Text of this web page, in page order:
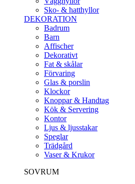
Sko- & hatthyllor
DEKORATION
Badrum
Barn
Affischer
Dekorativt
Fat & skålar
Förvaring
Glas & porslin
Klockor
Knoppar & Handtag
Kök & Servering
Kontor
Ljus & ljusstakar
Speglar
Trädgård
Vaser & Krukor
SOVRUM